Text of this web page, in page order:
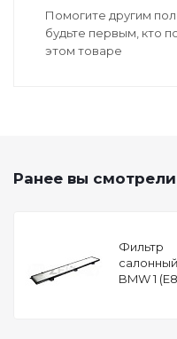
Помогите другим
будьте первым, кто
этом товаре
Ранее вы смотрели
Фильтр
салонный
BMW 1